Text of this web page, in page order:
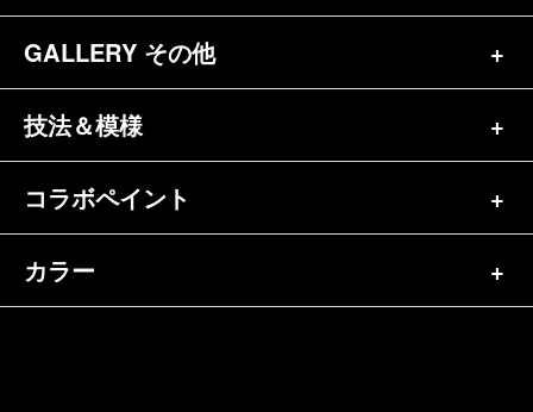
参考価格
キャンディペイントとは？
メディア掲載（18）
ペイントワンポイント（9）
ペイント済商品（11）
ハーレー（141）
ホンダ（20）
スズキ（8）
ヘルメット一覧（139）
半ヘル（39）
フルフェイス（23）
GALLERY その他
その他一覧（92）
自転車&三輪車（11）
車パーツ（9）
技法＆模様
シンプル（38）
グラフィック（88）
コラボペイント
エアブラシ（23）
カラー